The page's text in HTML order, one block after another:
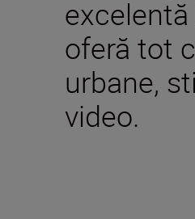
oferă tot
urbane,
video.